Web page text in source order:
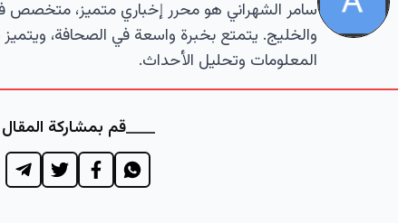
سامر الشهراني هو محرر إخباري متميز، متخصص
والخليج. يتمتع بخبرة واسعة في الصحافة،
المعلومات وتحليل الأحداث.
قم بمشاركة المقال